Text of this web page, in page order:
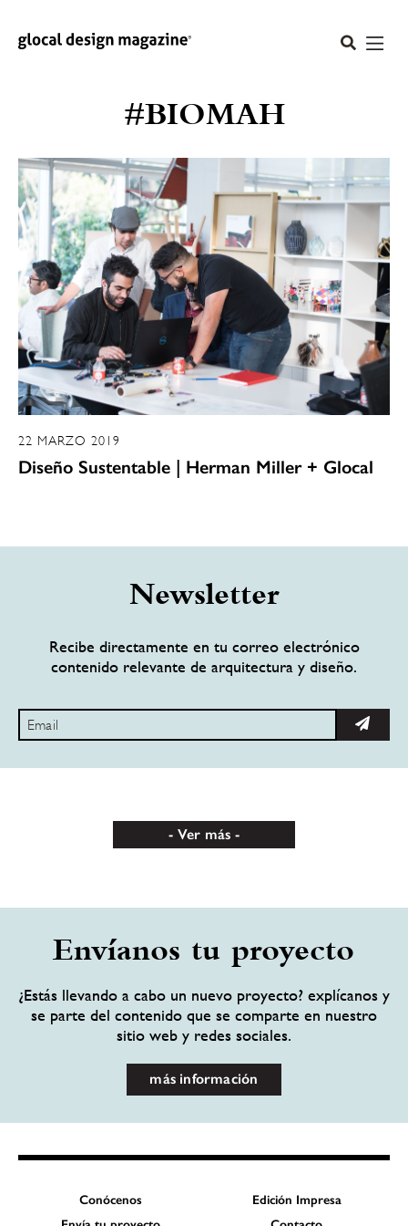
#BIOMAH
22 MARZO 2019
Diseño Sustentable | Herman Miller + Glocal
Newsletter
Recibe directamente en tu correo electrónico
contenido relevante de arquitectura y diseño.
Ver más
Envíanos tu proyecto
¿Estás llevando a cabo un nuevo proyecto? explícanos y
se parte del contenido que se comparte en nuestro
sitio web y redes sociales.
más información
Conócenos
Edición Impresa